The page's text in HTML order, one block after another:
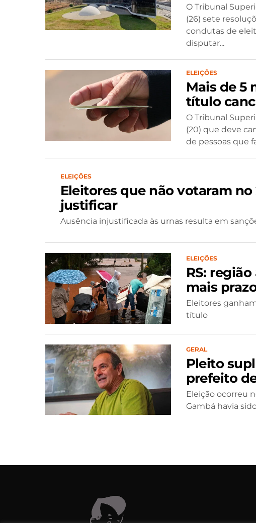
O Tribunal
(26) sete
condutas de
disputar...
ELEIÇÕES
Mais de 5
título
O Tribunal
(20) que deve
de pessoas que
ELEIÇÕES
Eleitores que não votaram
justificar
Ausência injustificada às urnas resulta em
ELEIÇÕES
RS:
mais
Eleitores
título
GERAL
Pleito
prefeito
Eleição ocorreu
Gambá havia